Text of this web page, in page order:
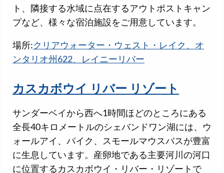
ト、隣接する水域に点在するアウトポストキャン
プなど、様々な宿泊施設をご用意しています。
場所:クリアウォーター・ウェスト・レイク、オ
ンタリオ州622、レイニーリバー
カスカボウイ リバー リゾート
サンダーベイから西へ1時間ほどのところにある
全長40キロメートルのシェバンドワン湖には、ウ
ォールアイ、パイク、スモールマウスバスが豊富
に生息しています。産卵地である主要河川の河口
に位置するカスカボウイ・リバー・リゾートで